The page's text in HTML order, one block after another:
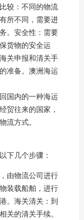
较：不同的物流
所不同，需要进
。安全性：需要
货物的安全运
关申报和清关手
准备。澳洲海运
国内的一种海运
贸往来的国家，
流方式。
下几个步骤：
由物流公司进行
装载船舶，进行
。海关清关：到
关的清关手续。